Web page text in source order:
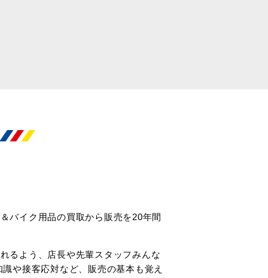
バイク用品の買取から販売を20年間
るよう、店長や先輩スタッフみんな
や接客応対など、販売の基本も覚え